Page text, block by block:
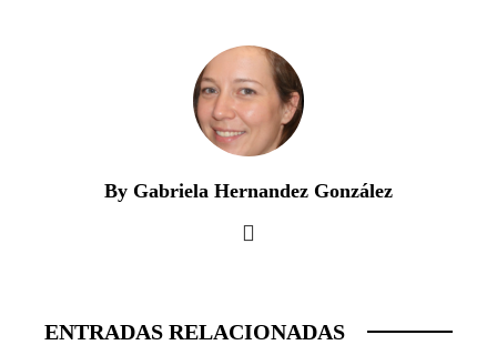
By Gabriela Hernandez González
ENTRADAS RELACIONADAS